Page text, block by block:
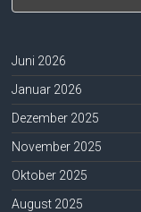
Juni 2026
Januar 2026
Dezember 2025
November 2025
Oktober 2025
August 2025